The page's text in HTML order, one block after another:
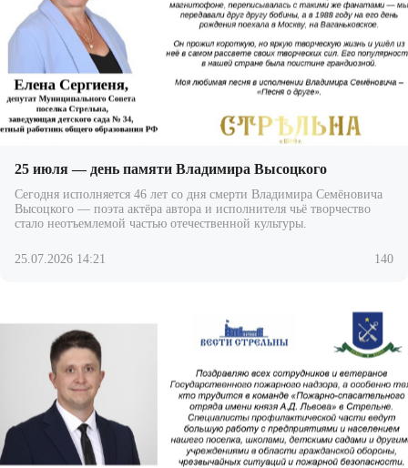
25 июля — день памяти Владимира Высоцкого
Сегодня исполняется 46 лет со дня смерти Владимира Семёновича
Высоцкого — поэта актёра автора и исполнителя чьё творчество
стало неотъемлемой частью отечественной культуры.
25.07.2026 14:21 140